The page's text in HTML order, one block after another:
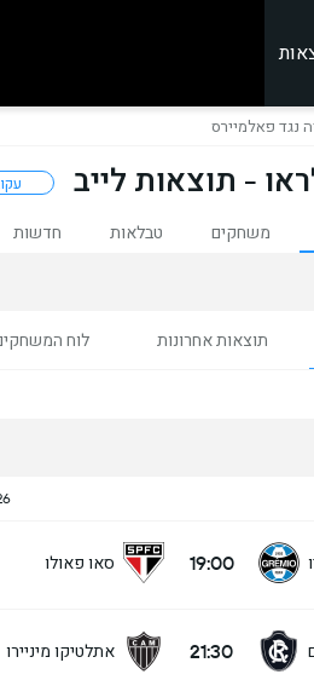
נגד פאלמיירס
- תוצאות לייב
משחקים טבלאות חדשות
תוצאות אחרונות לוח
19:00 סאו פאולו
21:30 אתלטיקו מיניירו